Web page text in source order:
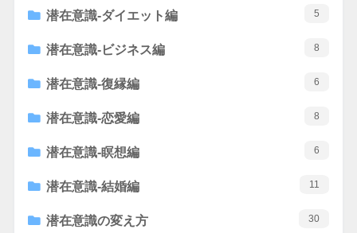
潜在意識-ダイエット編 5
潜在意識-ビジネス編 8
潜在意識-復縁編 6
潜在意識-恋愛編 8
潜在意識-瞑想編 6
潜在意識-結婚編 11
潜在意識の変え方 30